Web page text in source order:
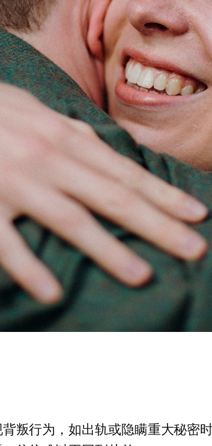
叛行为，如出轨或隐瞒重大秘密